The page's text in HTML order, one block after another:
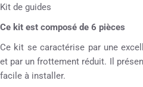
Kit de guides
Ce kit est composé de 6 pièces
Ce kit se caractérise par une
et par un frottement réduit. Il
facile à installer.